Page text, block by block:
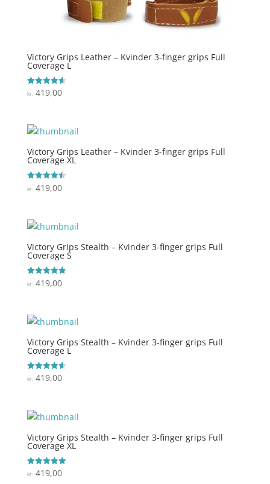
Victory Grips Leather – Kvinder 3-finger grips Full
Coverage L
Vurderet
4.6
kr.419,00
Victory Grips Leather – Kvinder 3-finger grips Full
Coverage XL
Vurderet
4.5
kr.419,00
Victory Grips Stealth – Kvinder 3-finger grips Full
Coverage S
Vurderet
4.9
kr. 419,00
Victory Grips Stealth – Kvinder 3-finger grips Full
Coverage L
Vurderet
4.6
kr.419,00
Victory Grips Stealth – Kvinder 3-finger grips Full
Coverage XL
Vurderet
5
kr.419,00